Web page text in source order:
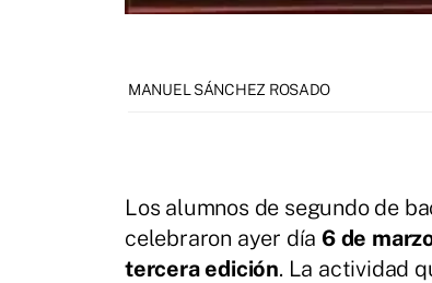
MANUEL SÁNCHEZ ROSADO
Los alumnos de segundo de
celebraron ayer día 6 de
tercera edición. La actividad